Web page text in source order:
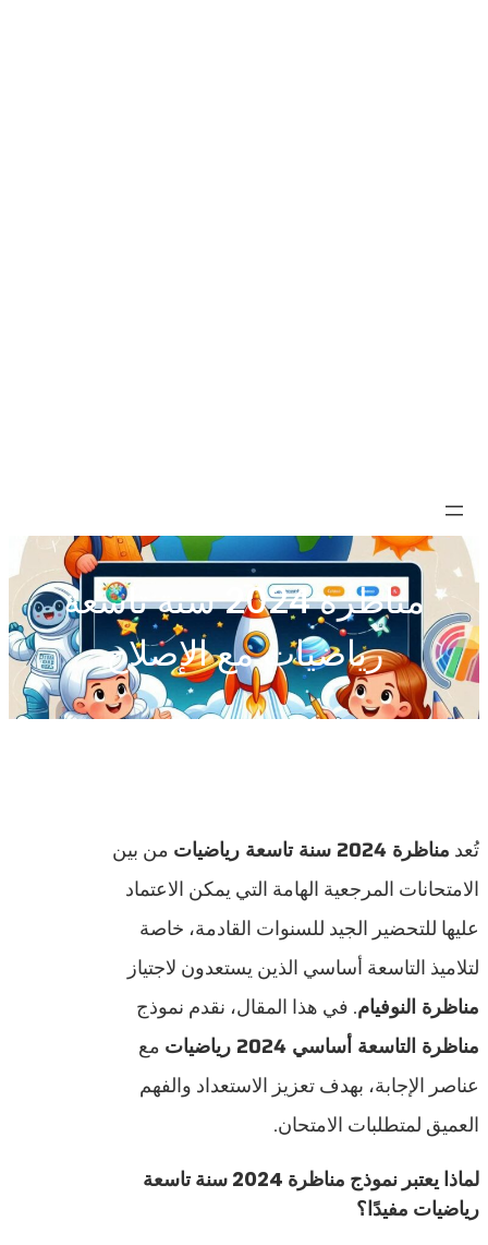
تخطى
إلى
المحتوى
مناظرة 2024 سنة تاسعة
رياضيات مع الإصلاح
تُعد مناظرة 2024 سنة تاسعة رياضيات
من بين
الامتحانات المرجعية الهامة التي يمكن الاعتماد
عليها للتحضير الجيد للسنوات القادمة، خاصة
لتلاميذ التاسعة أساسي الذين يستعدون لاجتياز
مناظرة النوفيام. في هذا المقال، نقدم نموذج
مناظرة التاسعة أساسي 2024 رياضيات
مع
عناصر الإجابة، بهدف تعزيز الاستعداد والفهم
العميق لمتطلبات الامتحان.
لماذا يعتبر نموذج مناظرة 2024 سنة تاسعة
رياضيات مفيدًا؟